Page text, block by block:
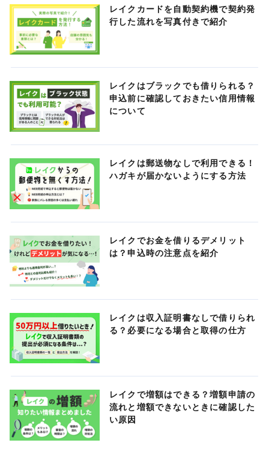
レイクカードを自動契約機で契約発
行した流れを写真付きで紹介
レイクはブラックでも借りられる？
申込前に確認しておきたい信用情報
について
レイクは郵送物なしで利用できる！
ハガキが届かないようにする方法
レイクでお金を借りるデメリット
は？申込時の注意点を紹介
レイクは収入証明書なしで借りられ
る？必要になる場合と取得の仕方
レイクで増額はできる？増額申請の
流れと増額できないときに確認した
い原因